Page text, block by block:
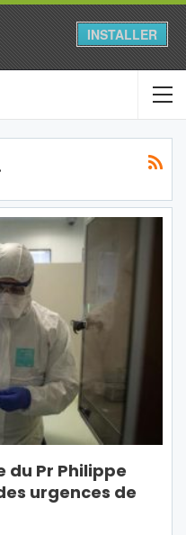
INSTALLER
du Pr Philippe
urgences de